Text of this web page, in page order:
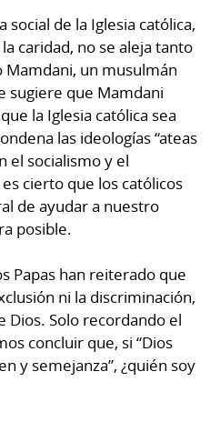
social de la Iglesia católica,
caridad, no se aleja tanto
un musulmán
sugiere que Mamdani
la Iglesia católica sea
las ideologías “ateas
el socialismo y el
cierto que los católicos
de ayudar a nuestro
posible.
Papas han reiterado que
ni la discriminación,
Dios. Solo recordando el
concluir que, si “Dios
y semejanza”, ¿quién soy